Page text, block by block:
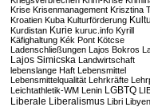
Krise Krisenmanagement Krisztina
Kroatien Kuba Kulturförderung
Kurdistan Kurie kuruc.info Kyrill
Käfighaltung Kék Pont Kötcse
Ladenschließungen Lajos Bokros
Lajos Simicska Landwirtschaft
lebenslange Haft Lebensmittel
Lebensmittelqualität Lehrkräfte
Leichtathletik-WM Lenin LGBTQ
Liberale Liberalismus Libri Libyen